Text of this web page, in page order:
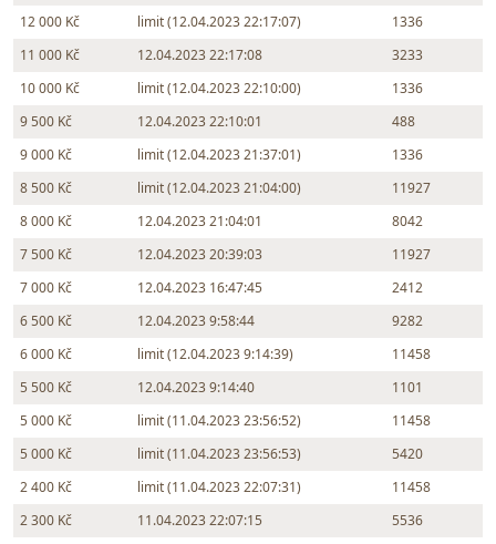
12 000 Kč
limit (12.04.2023 22:17:07)
1336
11 000 Kč
12.04.2023 22:17:08
3233
10 000 Kč
limit (12.04.2023 22:10:00)
1336
9 500 Kč
12.04.2023 22:10:01
488
9 000 Kč
limit (12.04.2023 21:37:01)
1336
8 500 Kč
limit (12.04.2023 21:04:00)
11927
8 000 Kč
12.04.2023 21:04:01
8042
7 500 Kč
12.04.2023 20:39:03
11927
7 000 Kč
12.04.2023 16:47:45
2412
6 500 Kč
12.04.2023 9:58:44
9282
6 000 Kč
limit (12.04.2023 9:14:39)
11458
5 500 Kč
12.04.2023 9:14:40
1101
5 000 Kč
limit (11.04.2023 23:56:52)
11458
5 000 Kč
limit (11.04.2023 23:56:53)
5420
2 400 Kč
limit (11.04.2023 22:07:31)
11458
2 300 Kč
11.04.2023 22:07:15 5536